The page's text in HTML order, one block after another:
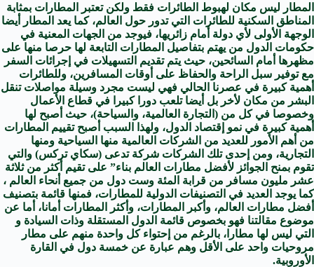
المطار ليس مكان لهبوط الطائرات فقط ولكن تعتبر المطارات بمثابة
المناطق السكنية للطائرات التي تدور حول العالم، كما يعد المطار أيضا
الوجهة الأولى لأي دولة أمام زائريها، فيوجد من الجهات المعنية في
حكومات الدول من يهتم بتفاصيل المطارات التابعة لها حرصا منها على
مظهرها أمام السائحين، حيث يتم تقديم التسهيلات في إجرائات السفر
مع توفير سبل الراحة والحفاظ على أوقات المسافرين، وللطائرات
أهمية كبيرة في عصرنا الحالي فهي ليست مجرد وسيلة مواصلات تنقل
البشر من مكان لأخر بل أيضا تلعب دورا كبيرا في قطاع الأعمال
وخصوصا في كل من (التجارة العالمية، والسياحة)، حيث أصبح لها
أهمية كبيرة في نمو إقتصاد الدول، ولهذا السبب أصبح تقييم المطارات
من أهم الأمور للعديد من الشركات العالمية منها السياحية ومنها
التجارية، ومن إحدى تلك الشركات شركة تدعى (سكاي تركس) والتي
تقوم بمنح الجوائز لأفضل مطارات العالم بناء” على تقيم أكثر من ثلاثة
عشر مليون مسافر من قرابة المئة وست دول من جميع أنحاء العالم ،
كما يوجد العديد في التصنيفات الدولية للمطارات، فمنها قائمة بتصنيف
أفضل مطارات العالم، وأكبر المطارات، وأكثر المطارات أمانا، أما عن
موضوع مقالتنا فهو بخصوص قائمة الدول المستقلة وذات السيادة و
التي ليس لها مطارا، بالرغم من إحتواء كل واحدة منهم على مطار
مروحيات واحد على الأقل وهم عبارة عن خمسة دول في القارة
الأوروبية.